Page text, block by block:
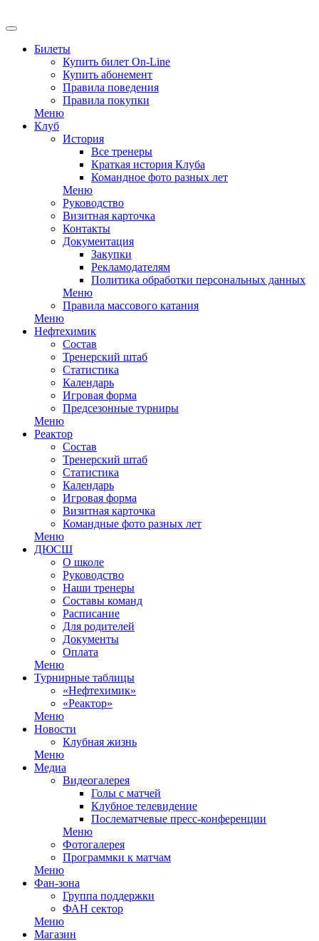
Билеты
Купить билет On-Line
Купить абонемент
Правила поведения
Правила покупки
Меню
Клуб
История
Все тренеры
Краткая история Клуба
Командное фото разных лет
Меню
Руководство
Визитная карточка
Контакты
Документация
Закупки
Рекламодателям
Политика обработки персональных данных
Меню
Правила массового катания
Меню
Нефтехимик
Состав
Тренерский штаб
Статистика
Календарь
Игровая форма
Предсезонные турниры
Меню
Реактор
Состав
Тренерский штаб
Статистика
Календарь
Игровая форма
Визитная карточка
Командные фото разных лет
Меню
ДЮСШ
О школе
Руководство
Наши тренеры
Составы команд
Расписание
Для родителей
Документы
Оплата
Меню
Турнирные таблицы
«Нефтехимик»
«Реактор»
Меню
Новости
Клубная жизнь
Меню
Медиа
Видеогалерея
Голы с матчей
Клубное телевидение
Послематчевые пресс-конференции
Меню
Фотогалерея
Программки к матчам
Меню
Фан-зона
Группа поддержки
ФАН сектор
Меню
Магазин